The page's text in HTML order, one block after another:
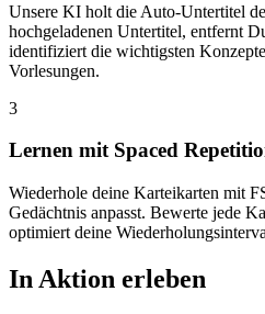
Unsere KI holt die Auto-Untertitel
hochgeladenen Untertitel, entfernt
identifiziert die wichtigsten
Vorlesungen.
3
Lernen mit Spaced
Wiederhole deine Karteikarten mit
Gedächtnis anpasst. Bewerte jede
optimiert deine
In Aktion erleben